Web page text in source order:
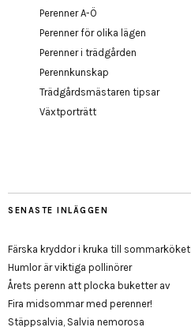
Perenner A-Ö
Perenner för olika lägen
Perenner i trädgården
Perennkunskap
Trädgårdsmästaren tipsar
Växtporträtt
SENASTE INLÄGGEN
Färska kryddor i kruka till sommarköket
Humlor är viktiga pollinörer
Årets perenn att plocka buketter av
Fira midsommar med perenner!
Stäppsalvia, Salvia nemorosa